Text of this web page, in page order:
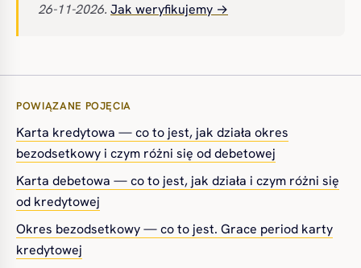
26-11-2026. Jak weryfikujemy →
POWIĄZANE POJĘCIA
Karta kredytowa — co to jest, jak działa okres
bezodsetkowy i czym różni się od debetowej
Karta debetowa — co to jest, jak działa i czym różni się
od kredytowej
Okres bezodsetkowy — co to jest. Grace period karty
kredytowej